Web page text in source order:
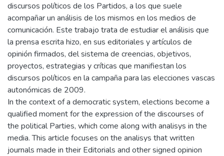
discursos políticos de los Partidos, a los que suele
acompañar un análisis de los mismos en los medios de
comunicación. Este trabajo trata de estudiar el análisis que
la prensa escrita hizo, en sus editoriales y artículos de
opinión firmados, del sistema de creencias, objetivos,
proyectos, estrategias y críticas que manifiestan los
discursos políticos en la campaña para las elecciones vascas
autonómicas de 2009.
In the context of a democratic system, elections become a
qualified moment for the expression of the discourses of
the political Parties, which come along with analisys in the
media. This article focuses on the analisys that written
journals made in their Editorials and other signed opinion